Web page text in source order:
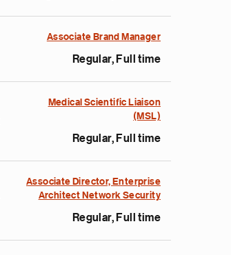
Associate Brand Manager
Regular, Full time
Medical Scientific Liaison
(MSL)
Regular, Full time
Associate Director, Enterprise
Architect Network Security
Regular, Full time